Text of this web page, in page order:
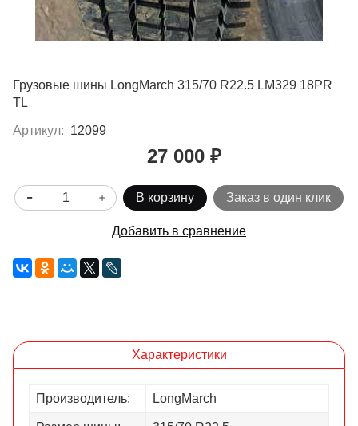
Грузовые шины LongMarch 315/70 R22.5 LM329 18PR
TL
Артикул: 12099
27 000 ₽
В корзину Заказ в один клик
Добавить в сравнение
Характеристики
Производитель: LongMarch